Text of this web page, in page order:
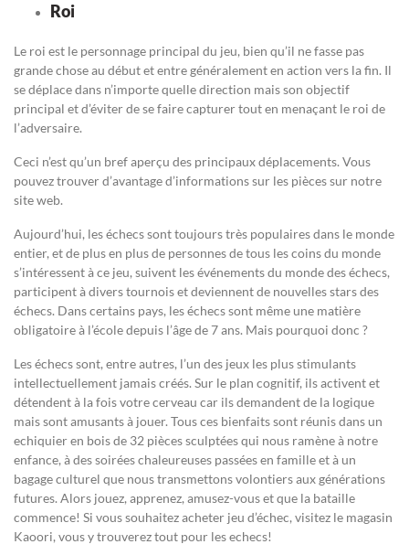
Roi
Le roi est le personnage principal du jeu, bien qu’il ne fasse pas
grande chose au début et entre généralement en action vers la fin. Il
se déplace dans n’importe quelle direction mais son objectif
principal et d’éviter de se faire capturer tout en menaçant le roi de
l’adversaire.
Ceci n’est qu’un bref aperçu des principaux déplacements. Vous
pouvez trouver d’avantage d’informations sur les pièces sur notre
site web.
Aujourd’hui, les échecs sont toujours très populaires dans le monde
entier, et de plus en plus de personnes de tous les coins du monde
s’intéressent à ce jeu, suivent les événements du monde des échecs,
participent à divers tournois et deviennent de nouvelles stars des
échecs. Dans certains pays, les échecs sont même une matière
obligatoire à l’école depuis l’âge de 7 ans. Mais pourquoi donc ?
Les échecs sont, entre autres, l’un des jeux les plus stimulants
intellectuellement jamais créés. Sur le plan cognitif, ils activent et
détendent à la fois votre cerveau car ils demandent de la logique
mais sont amusants à jouer. Tous ces bienfaits sont réunis dans un
echiquier en bois de 32 pièces sculptées qui nous ramène à notre
enfance, à des soirées chaleureuses passées en famille et à un
bagage culturel que nous transmettons volontiers aux générations
futures. Alors jouez, apprenez, amusez-vous et que la bataille
commence! Si vous souhaitez acheter jeu d’échec, visitez le magasin
Kaoori, vous y trouverez tout pour les echecs!